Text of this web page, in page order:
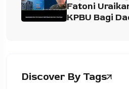
Fatoni
KPBU Bagi
Discover By Tags